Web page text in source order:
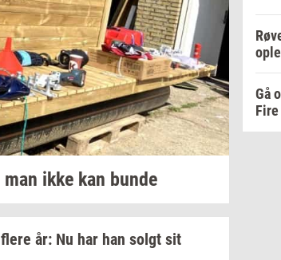
man ikke kan bunde
år: Nu har han solgt sit
Gå